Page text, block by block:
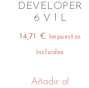
DEVELOPER
6 V 1 L
14,71 € Impuestos
Incluidos
Añadir al